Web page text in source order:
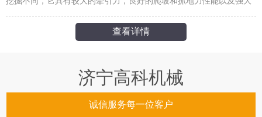
设，基础设施工程和采矿
查看详情
济宁高科机械
诚信服务每一位客户